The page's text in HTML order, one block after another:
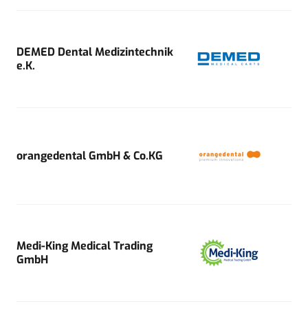
DEMED Dental Medizintechnik
e.K.
orangedental GmbH & Co.KG
Medi-King Medical Trading
GmbH